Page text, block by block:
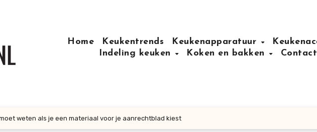
Home
Keukentrends Keukenapparatuur
Indeling keuken
Koken en bakken Contact
weten als je een materiaal voor je aanrechtblad kiest